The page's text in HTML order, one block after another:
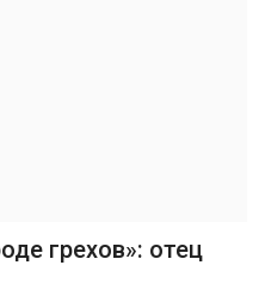
грехов»: отец